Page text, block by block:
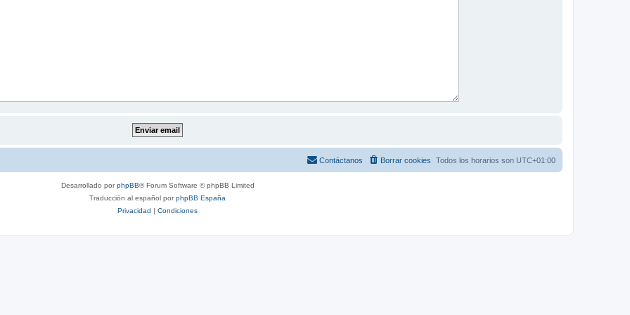
Todos los horarios son UTC+01:00
Borrar cookies
Contáctanos
Desarrollado porphpBB® Forum Software © phpBB Limited
Traducción al español porphpBB España
Privacidad | Condiciones